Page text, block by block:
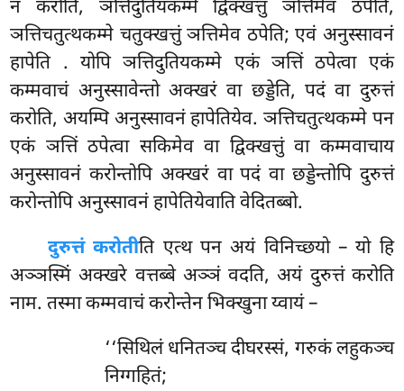
न करोति, ञत्तिदुतियकम्मे द्विक्खत्तुं ञत्तिमेव ठपेति,
ञत्तिचतुत्थकम्मे चतुक्खत्तुं ञत्तिमेव ठपेति; एवं अनुस्सावनं
हापेति . योपि ञत्तिदुतियकम्मे एकं ञत्तिं ठपेत्वा एकं
कम्मवाचं अनुस्सावेन्तो अक्खरं वा छड्डेति, पदं वा दुरुत्तं
करोति, अयम्पि अनुस्सावनं हापेतियेव. ञत्तिचतुत्थकम्मे पन
एकं ञत्तिं ठपेत्वा सकिमेव वा द्विक्खत्तुं वा कम्मवाचाय
अनुस्सावनं करोन्तोपि अक्खरं वा पदं वा छड्डेन्तोपि दुरुत्तं
करोन्तोपि अनुस्सावनं हापेतियेवाति वेदितब्बो.
दुरुत्तं करोतीति एत्थ पन अयं विनिच्छयो – यो हि
अञ्ञस्मिं अक्खरे वत्तब्बे अञ्ञं वदति, अयं दुरुत्तं करोति
नाम. तस्मा कम्मवाचं करोन्तेन भिक्खुना य्वायं –
‘‘सिथिलं धनितञ्च दीघरस्सं, गरुकं लहुकञ्च
निग्गहितं;